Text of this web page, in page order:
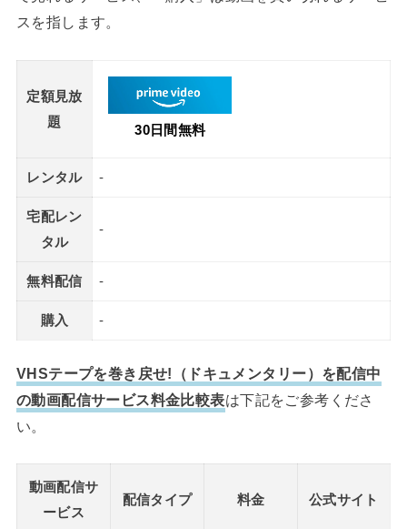
スを指します。
定額見放
題
30日間無料
レンタル -
宅配レン
タル
-
無料配信 -
購入 -
VHSテープを巻き戻せ!（ドキュメンタリー）を配信中
の動画配信サービス料金比較表は下記をご参考くださ
い。
動画配信サ
ービス
配信タイプ 料金 公式サイト